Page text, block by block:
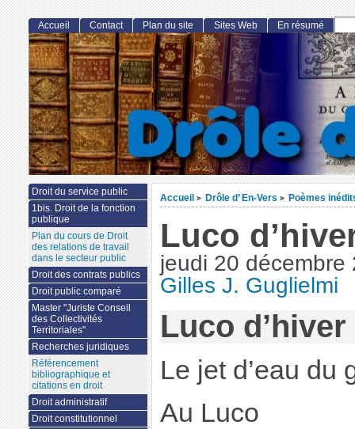
Accueil > Drôle d’ En-Vers > Poèmes
Luco
jeudi 20 décembre
Gilles J. Guglielmi
Luco d’hiver
Le jet d’eau du
Au Luco
Accueil Contact Plan du site Sites Web En résumé
Droit du service public
1bis. Droit de la fonction
publique
Plan du cours de Droit
des relations de travail
dans le secteur public
Droit des contrats publics
Droit public comparé
Master "Juriste Conseil
des Collectivités
Territoriales"
Recherches juridiques
Référencement
bibliographique et
citations en droit
Droit administratif
Droit constitutionnel